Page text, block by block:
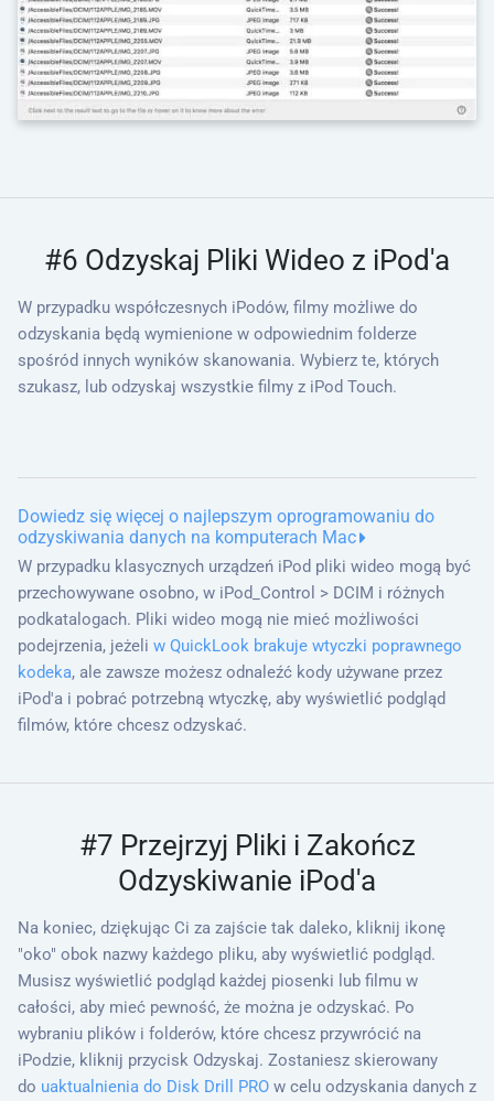
#6 Odzyskaj Pliki Wideo z iPod'a
W przypadku współczesnych iPodów, filmy możliwe do
odzyskania będą wymienione w odpowiednim folderze
spośród innych wyników skanowania. Wybierz te, których
szukasz, lub odzyskaj wszystkie filmy z iPod Touch.
Dowiedz się więcej o najlepszym oprogramowaniu do
odzyskiwania danych na komputerach Mac
W przypadku klasycznych urządzeń iPod pliki wideo mogą być
przechowywane osobno, w iPod_Control > DCIM i różnych
podkatalogach. Pliki wideo mogą nie mieć możliwości
podejrzenia, jeżeli w QuickLook brakuje wtyczki poprawnego
kodeka, ale zawsze możesz odnaleźć kody używane przez
iPod'a i pobrać potrzebną wtyczkę, aby wyświetlić podgląd
filmów, które chcesz odzyskać.
#7 Przejrzyj Pliki i Zakończ
Odzyskiwanie iPod'a
Na koniec, dziękując Ci za zajście tak daleko, kliknij ikonę
"oko" obok nazwy każdego pliku, aby wyświetlić podgląd.
Musisz wyświetlić podgląd każdej piosenki lub filmu w
całości, aby mieć pewność, że można je odzyskać. Po
wybraniu plików i folderów, które chcesz przywrócić na
iPodzie, kliknij przycisk Odzyskaj. Zostaniesz skierowany
do uaktualnienia do Disk Drill PRO w celu odzyskania danych z